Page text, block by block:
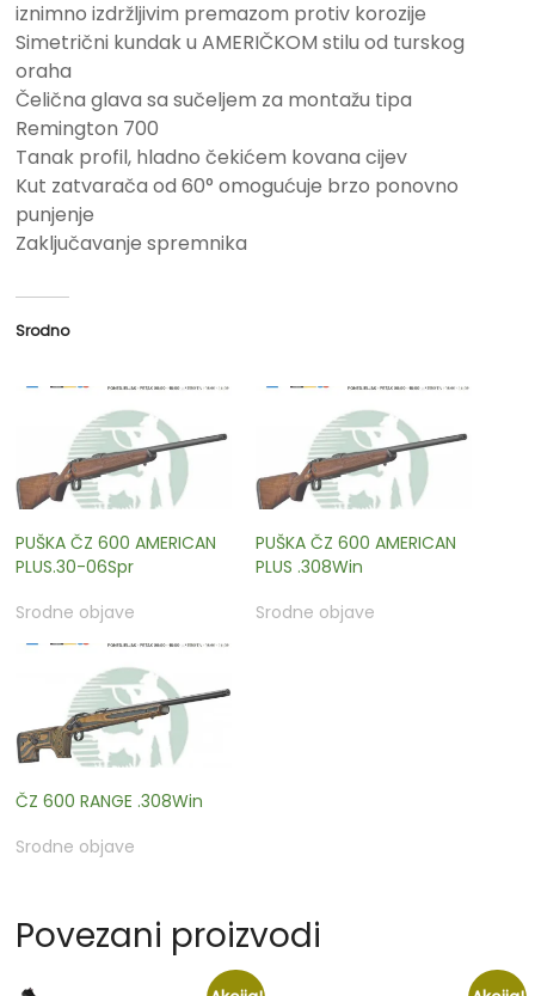
iznimno izdržljivim premazom protiv korozije
Simetrični kundak u AMERIČKOM stilu od turskog
oraha
Čelična glava sa sučeljem za montažu tipa
Remington 700
Tanak profil, hladno čekićem kovana cijev
Kut zatvarača od 60° omogućuje brzo ponovno
punjenje
Zaključavanje spremnika
Srodno
PUŠKA ČZ 600 AMERICAN
PLUS.30-06Spr
Srodne objave
PUŠKA ČZ 600 AMERICAN
PLUS .308Win
Srodne objave
ČZ 600 RANGE .308Win
Srodne objave
Povezani proizvodi